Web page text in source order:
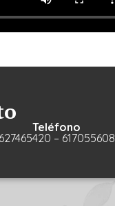
Teléfono
627465420 – 617055608